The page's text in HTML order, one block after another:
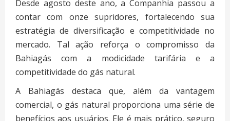
Desde agosto deste ano, a Companhia passou a
contar com onze supridores, fortalecendo sua
estratégia de diversificação e competitividade no
mercado. Tal ação reforça o compromisso da
Bahiagás com a modicidade tarifária e a
competitividade do gás natural.
A Bahiagás destaca que, além da vantagem
comercial, o gás natural proporciona uma série de
benefícios aos usuários. Ele é mais prático, seguro